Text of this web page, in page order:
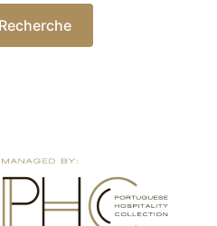
Recherche